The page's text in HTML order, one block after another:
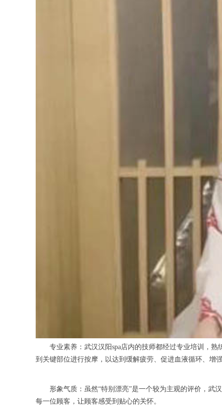
专业素养：武汉汉阳spa店内的技师都经过专业培训，熟
到关键部位进行按摩，以达到缓解疲劳、促进血液循环、增
形象气质：虽然“特别漂亮”是一个较为主观的评价，武汉
每一位顾客，让顾客感受到贴心的关怀。